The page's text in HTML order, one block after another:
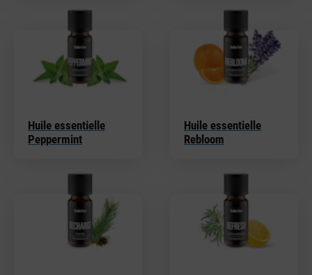
Huile essentielle
Peppermint
Huile essentielle
Rebloom